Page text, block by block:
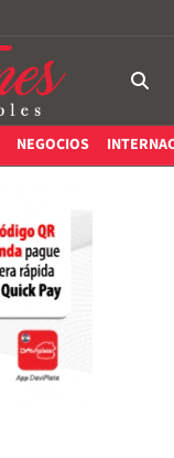
NEGOCIOS